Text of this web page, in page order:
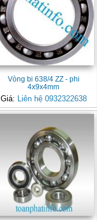
Vòng bi 638/4 ZZ - phi
4x9x4mm
Giá: Liên hệ 0932322638